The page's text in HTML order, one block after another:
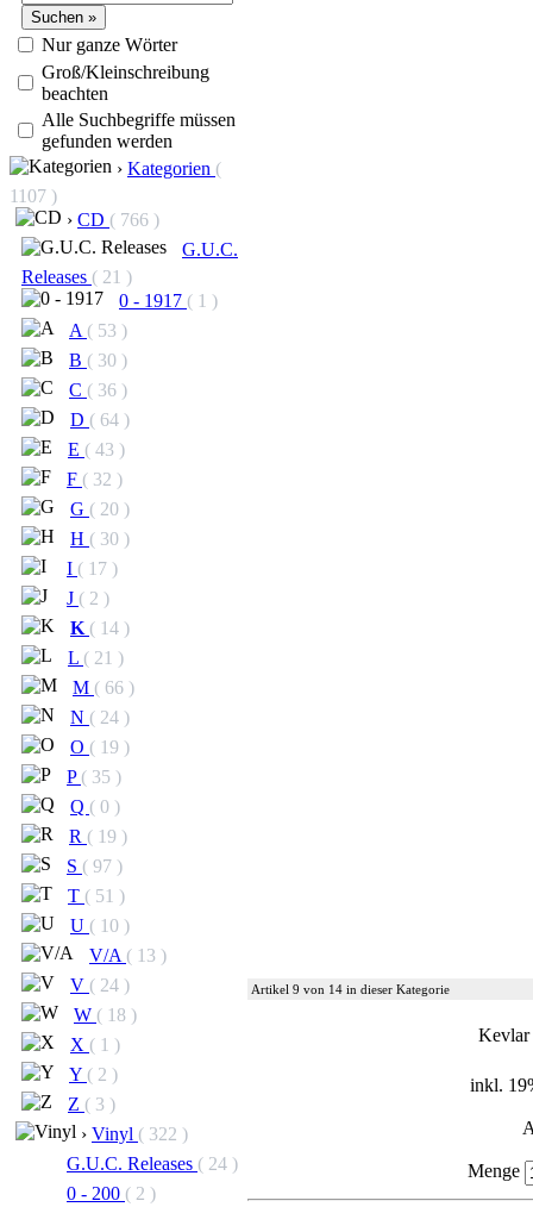
Nur ganze Wörter
Groß/Kleinschreibung
beachten
Alle Suchbegriffe müssen
gefunden werden
› Kategorien (
1107 )
› CD ( 766 )
G.U.C.
Releases ( 21 )
0 - 1917 ( 1 )
A ( 53 )
B ( 30 )
C ( 36 )
D ( 64 )
E ( 43 )
F ( 32 )
G ( 20 )
H ( 30 )
I ( 17 )
J ( 2 )
K ( 14 )
L ( 21 )
M ( 66 )
N ( 24 )
O ( 19 )
P ( 35 )
Q ( 0 )
R ( 19 )
S ( 97 )
T ( 51 )
U ( 10 )
V/A ( 13 )
V ( 24 )
W ( 18 )
X ( 1 )
Y ( 2 )
Z ( 3 )
› Vinyl ( 322 )
G.U.C. Releases ( 24 )
0 - 200 ( 2 )
Artikel 9 von 14 in dieser Kategorie
Kevlar
inkl.
Menge